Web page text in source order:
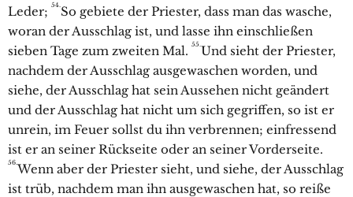
Leder; 54.So gebiete der Priester, dass man das wasche,
woran der Ausschlag ist, und lasse ihn einschließen
sieben Tage zum zweiten Mal. 55.Und sieht der Priester,
nachdem der Ausschlag ausgewaschen worden, und
siehe, der Ausschlag hat sein Aussehen nicht geändert
und der Ausschlag hat nicht um sich gegriffen, so ist er
unrein, im Feuer sollst du ihn verbrennen; einfressend
ist er an seiner Rückseite oder an seiner Vorderseite.
56.Wenn aber der Priester sieht, und siehe, der Ausschlag
ist trüb, nachdem man ihn ausgewaschen hat, so reiße